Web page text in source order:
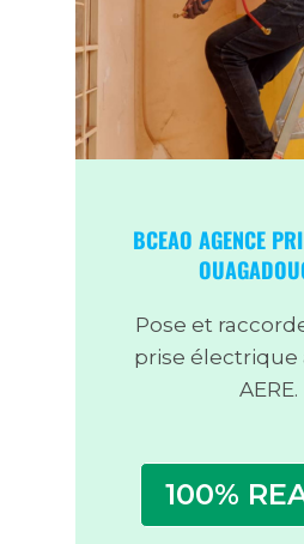
BCEAO AGENCE
Pose et
prise électrique
AERE.
100%